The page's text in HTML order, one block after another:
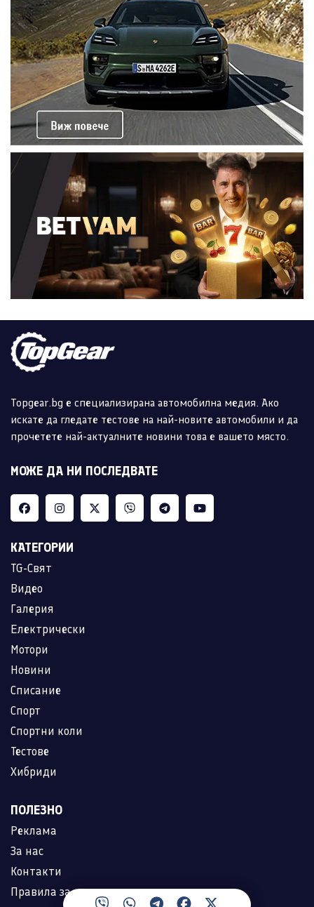
Topgear.bg е специализирана автомобилна медия. Ако
искате да гледате тестове на най-новите автомобили и да
прочетете най-актуалните новини това е вашето място.
МОЖЕ ДА НИ ПОСЛЕДВАТЕ
КАТЕГОРИИ
TG-Свят
Видео
Галерия
Електрически
Мотори
Новини
Списание
Спорт
Спортни коли
Тестове
Хибриди
ПОЛЕЗНО
Реклама
За нас
Контакти
Правила за ползване